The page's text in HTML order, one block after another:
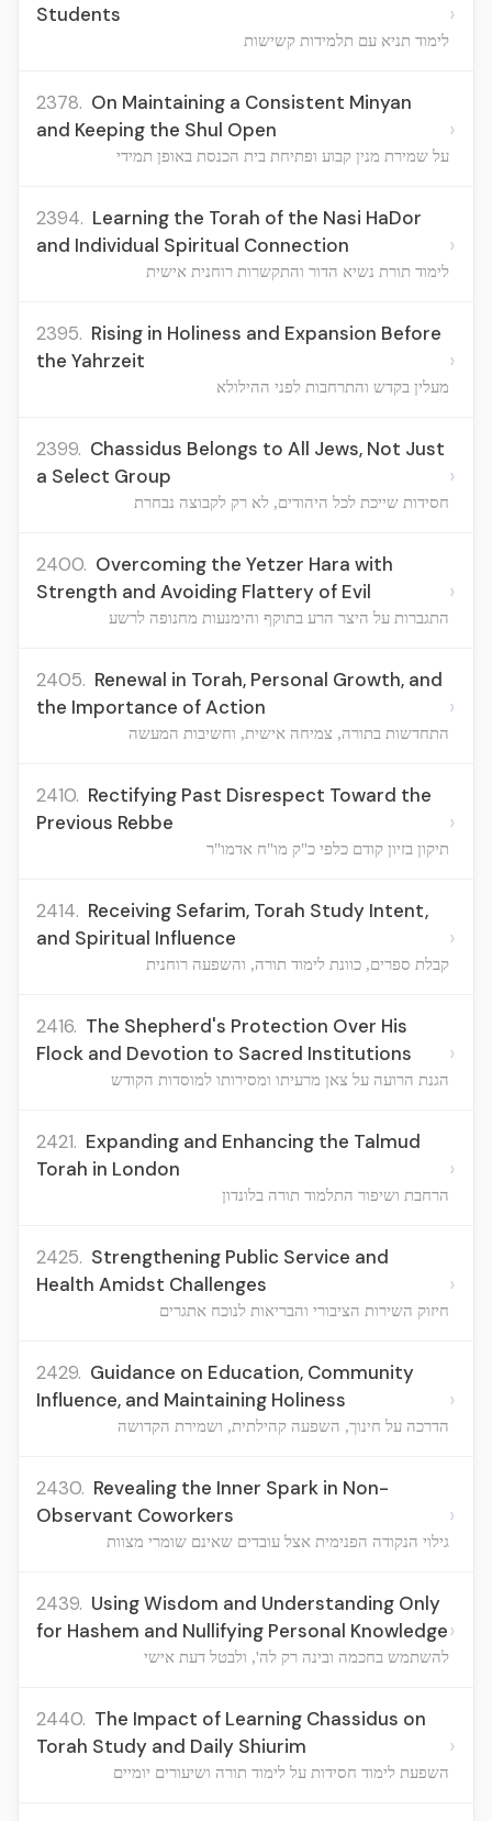
Students
לימוד תניא עם תלמידות קשישות
›
2378. On Maintaining a Consistent Minyan
and Keeping the Shul Open
על שמירת מנין קבוע ופתיחת בית הכנסת באופן תמידי
›
2394. Learning the Torah of the Nasi HaDor
and Individual Spiritual Connection
לימוד תורת נשיא הדור והתקשרות רוחנית אישית
›
2395. Rising in Holiness and Expansion Before
the Yahrzeit
מעלין בקדש והתרחבות לפני ההילולא
›
2399. Chassidus Belongs to All Jews, Not Just
a Select Group
חסידות שייכת לכל היהודים, לא רק לקבוצה נבחרת
›
2400. Overcoming the Yetzer Hara with
Strength and Avoiding Flattery of Evil
התגברות על היצר הרע בתוקף והימנעות מחנופה לרשע
›
2405. Renewal in Torah, Personal Growth, and
the Importance of Action
התחדשות בתורה, צמיחה אישית, וחשיבות המעשה
›
2410. Rectifying Past Disrespect Toward the
Previous Rebbe
תיקון בזיון קודם כלפי כ"ק מו"ח אדמו"ר
›
2414. Receiving Sefarim, Torah Study Intent,
and Spiritual Influence
קבלת ספרים, כוונת לימוד תורה, והשפעה רוחנית
›
2416. The Shepherd's Protection Over His
Flock and Devotion to Sacred Institutions
הגנת הרועה על צאן מרעיתו ומסירותו למוסדות הקודש
›
2421. Expanding and Enhancing the Talmud
Torah in London
הרחבת ושיפור התלמוד תורה בלונדון
›
2425. Strengthening Public Service and
Health Amidst Challenges
חיזוק השירות הציבורי והבריאות לנוכח אתגרים
›
2429. Guidance on Education, Community
Influence, and Maintaining Holiness
הדרכה על חינוך, השפעה קהילתית, ושמירת הקדושה
›
2430. Revealing the Inner Spark in Non-
Observant Coworkers
גילוי הנקודה הפנימית אצל עובדים שאינם שומרי מצוות
›
2439. Using Wisdom and Understanding Only
for Hashem and Nullifying Personal Knowledge
להשתמש בחכמה ובינה רק לה', ולבטל דעת אישי
›
2440. The Impact of Learning Chassidus on
Torah Study and Daily Shiurim
השפעת לימוד חסידות על לימוד תורה ושיעורים יומיים
›